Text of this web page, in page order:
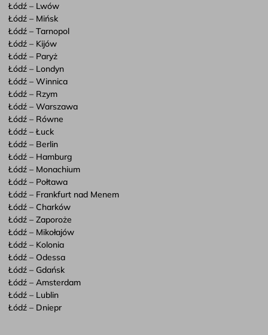
Łódź – Lwów
Łódź – Mińsk
Łódź – Tarnopol
Łódź – Kijów
Łódź – Paryż
Łódź – Londyn
Łódź – Winnica
Łódź – Rzym
Łódź – Warszawa
Łódź – Równe
Łódź – Łuck
Łódź – Berlin
Łódź – Hamburg
Łódź – Monachium
Łódź – Połtawa
Łódź – Frankfurt nad Menem
Łódź – Charków
Łódź – Zaporoże
Łódź – Mikołajów
Łódź – Kolonia
Łódź – Odessa
Łódź – Gdańsk
Łódź – Amsterdam
Łódź – Lublin
Łódź – Dniepr